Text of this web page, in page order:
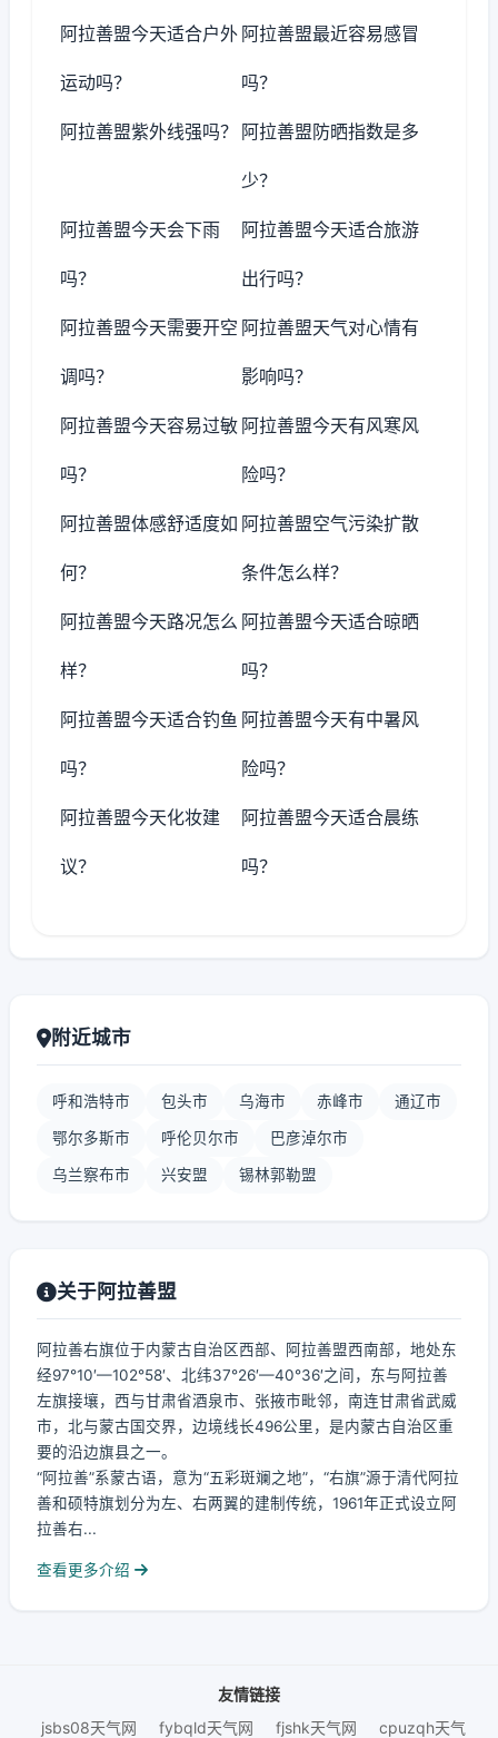
阿拉善盟今天适合户外
运动吗？
阿拉善盟最近容易感冒
吗？
阿拉善盟紫外线强吗？ 阿拉善盟防晒指数是多
少？
阿拉善盟今天会下雨
吗？
阿拉善盟今天适合旅游
出行吗？
阿拉善盟今天需要开空
调吗？
阿拉善盟天气对心情有
影响吗？
阿拉善盟今天容易过敏
吗？
阿拉善盟今天有风寒风
险吗？
阿拉善盟体感舒适度如
何？
阿拉善盟空气污染扩散
条件怎么样？
阿拉善盟今天路况怎么
样？
阿拉善盟今天适合晾晒
吗？
阿拉善盟今天适合钓鱼
吗？
阿拉善盟今天有中暑风
险吗？
阿拉善盟今天化妆建
议？
阿拉善盟今天适合晨练
吗？
附近城市
呼和浩特市 包头市 乌海市 赤峰市 通辽市
鄂尔多斯市 呼伦贝尔市 巴彦淖尔市
乌兰察布市 兴安盟 锡林郭勒盟
关于阿拉善盟
阿拉善右旗位于内蒙古自治区西部、阿拉善盟西南部，地处东
经97°10′—102°58′、北纬37°26′—40°36′之间，东与阿拉善
左旗接壤，西与甘肃省酒泉市、张掖市毗邻，南连甘肃省武威
市，北与蒙古国交界，边境线长496公里，是内蒙古自治区重
要的沿边旗县之一。
“阿拉善”系蒙古语，意为“五彩斑斓之地”，“右旗”源于清代阿拉
善和硕特旗划分为左、右两翼的建制传统，1961年正式设立阿
拉善右...
查看更多介绍
友情链接
jsbs08天气网
fybqld天气网 fjshk天气网 cpuzqh天气